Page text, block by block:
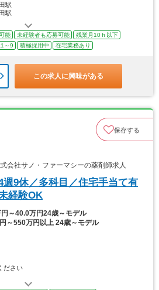
駅
駅
能 未経験者も応募可能
残業月10ｈ以下
～9 積極採用中 在宅業務あり
この求人に興味がある
保存する
社サノ・ファーマシーの薬剤師求人
9休／多科目／住宅手当て有
経験OK
円～40.0万円24歳～モデル
～550万円以上 24歳～モデル
ださい